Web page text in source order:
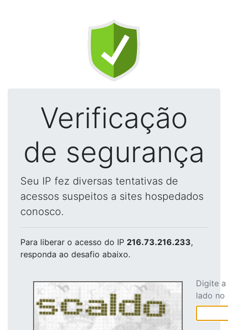
Verificação
de segurança
Seu IP fez diversas tentativas de
acessos suspeitos a sites hospedados
conosco.
Para liberar o acesso do IP 216.73.216.233,
responda ao desafio abaixo.
Digite
lado no